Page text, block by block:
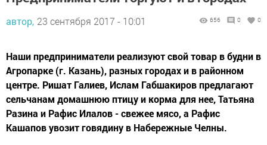
автор, 23 сентября 2017 - 10:01 656 0 0
Наши предприниматели реализуют свой товар в будни в
Агропарке (г. Казань), разных городах и в районном
центре. Ришат Галиев, Ислам Габшакиров предлагают
сельчанам домашнюю птицу и корма для нее, Татьяна
Разина и Рафис Илалов - свежее мясо, а Рафис
Кашапов увозит говядину в Набережные Челны.